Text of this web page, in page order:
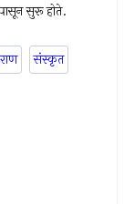
सुरू होते.
संस्कृत